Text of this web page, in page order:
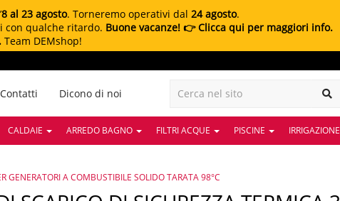
8 al 23 agosto. Torneremo operativi dal 24 agosto.
con qualche ritardo. Buone vacanze! 👉 Clicca qui per maggiori info.
Team DEMshop!
Contatti Dicono di noi
CALDAIE ARREDO BAGNO FILTRI ACQUE PISCINE IRRIGAZIONE
GENERATORI A COMBUSTIBILE SOLIDO TARATA 98°C